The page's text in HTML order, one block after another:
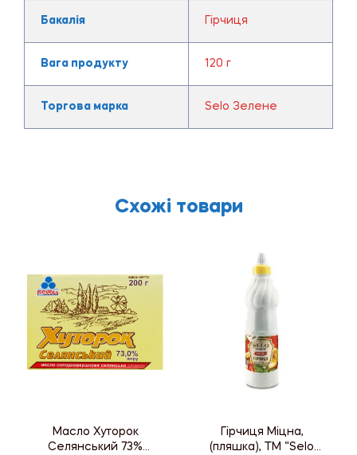
Бакалія Гірчиця
Вага продукту 120 г
Торгова марка Selo Зелене
Схожі товари
Масло Хуторок
Селянський 73%
Гірчиця Міцна,
(пляшка), ТМ “Selo